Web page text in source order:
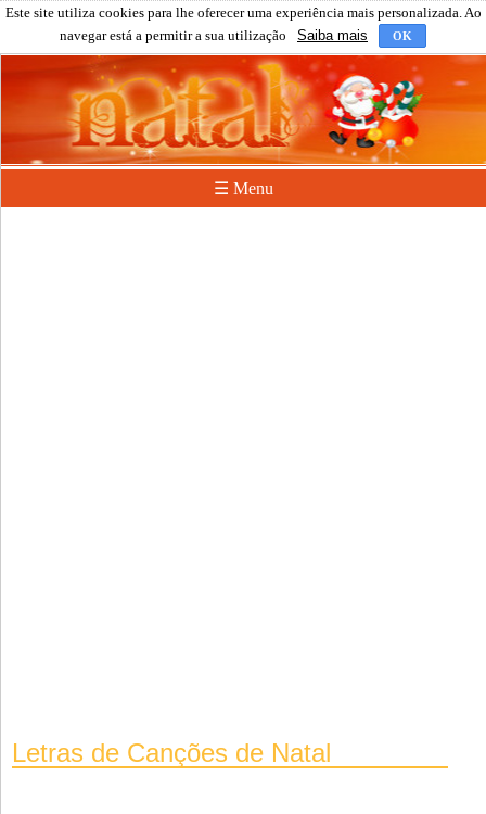
Este site utiliza cookies para lhe oferecer uma experiência mais personalizada. Ao
navegar está a permitir a sua utilização
Saiba mais OK
☰ Menu
Letras de Canções de Natal